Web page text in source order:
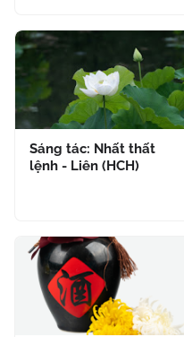
Sáng tác: Nhất thất
lệnh - Liên (HCH)